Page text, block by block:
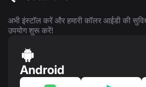
अभी इंस्टॉल करें और हमारी कॉलर आईडी की
उपयोग शुरू करें!
Android